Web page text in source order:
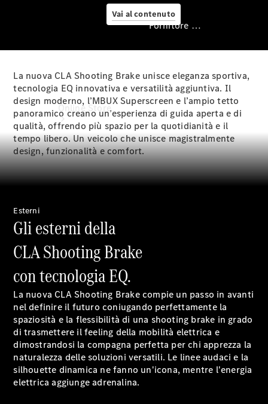
Vai al contenuto
Fornitore /
protezione dati
Online Store
Vetture
d’occasione
Accessori
per auto
Extra
digitali
Fornitore / protezione dati
La nuova CLA Shooting Brake unisce eleganza sportiva,
tecnologia EQ innovativa e versatilità aggiuntiva. Il
design moderno, l’MBUX Superscreen e l’ampio tetto
panoramico creano un’esperienza di guida aperta e di
qualità, offrendo più spazio per la quotidianità e il
tempo libero. Un veicolo che unisce magistralmente
design, funzionalità e comfort.
Esterni
Gli esterni della
CLA Shooting Brake
con tecnologia EQ.
La nuova CLA Shooting Brake compie un passo in avanti
nel definire il futuro coniugando perfettamente la
spaziosità e la flessibilità di una shooting brake in grado
di trasmettere il feeling della mobilità elettrica e
dimostrandosi la compagna perfetta per chi apprezza la
naturalezza delle soluzioni versatili. Le linee audaci e la
silhouette dinamica ne fanno un'icona, mentre l'energia
elettrica aggiunge adrenalina.